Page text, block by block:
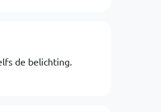
de belichting.